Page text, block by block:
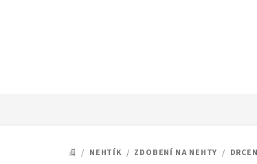
DOMŮ
/ NEHTÍK / ZDOBENÍ NA NEHTY /